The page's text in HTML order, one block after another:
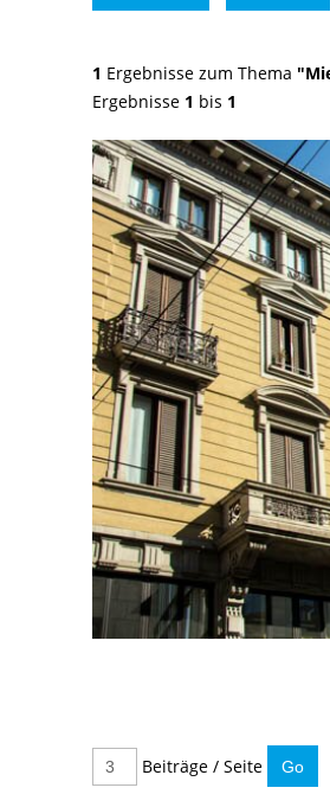
1 Ergebnisse zum Thema
Ergebnisse 1 bis 1
Beiträge / Seite